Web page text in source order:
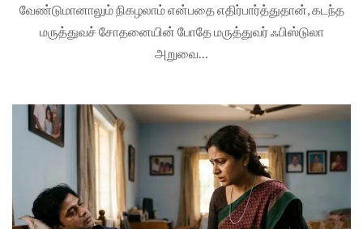
வேண்டுமானாலும் நிகழலாம் என்பதை எதிர்பார்த்துதான், கடந்த
மருத்துவச் சோதனையின் போதே மருத்துவர் ஃபிஸ்டுலா
அறுவை…